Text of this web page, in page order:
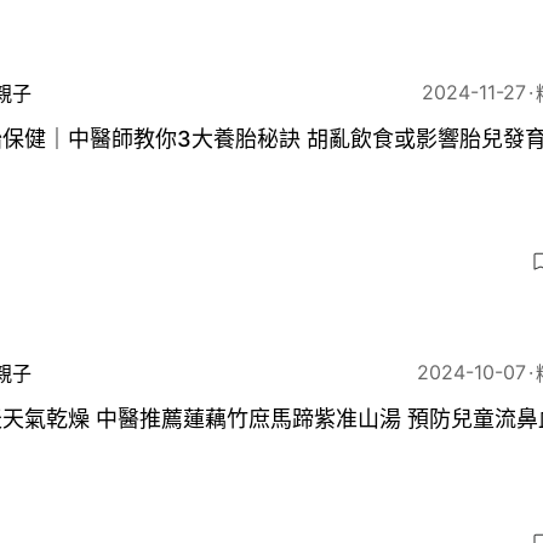
子 2024-11-27
健｜中醫師教你3大養胎秘訣 胡亂飲食或影響胎兒發
子 2024-10-07
氣乾燥 中醫推薦蓮藕竹庶馬蹄紫准山湯 預防兒童流鼻